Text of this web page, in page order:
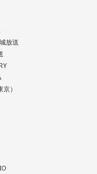
さんを亡くしたわ
で、会ったことも
話したということ
すね。こういう一
が思いを寄せる、
れからその戦争が
の私たちの行動を
うに思います」
の日」に思うこと
て参加させていた
の頃から家族で好
しつつ、ライオン
能人との話など、
思っています。そ
できたらなと思っ
な？笑 もちろん1番
。
放送
）